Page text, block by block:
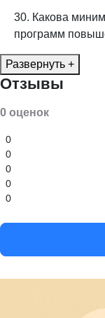
30. Какова
программ
Развернуть +
Отзывы
0 оценок
0
0
0
0
0